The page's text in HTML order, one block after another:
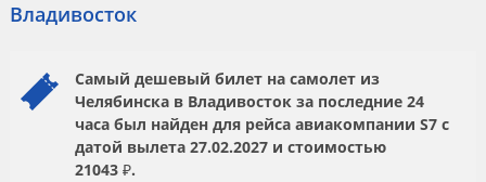
Владивосток
Самый дешевый билет на самолет из
Челябинска в Владивосток за последние 24
часа был найден для рейса авиакомпании S7 с
датой вылета 27.02.2027 и стоимостью
21043 ₽.